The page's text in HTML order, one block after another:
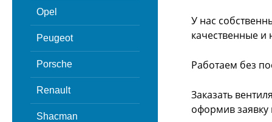
Opel
Peugeot
Porsche
Renault
Shacman
У нас
качественные и
Работаем без
Заказать
оформив заявку